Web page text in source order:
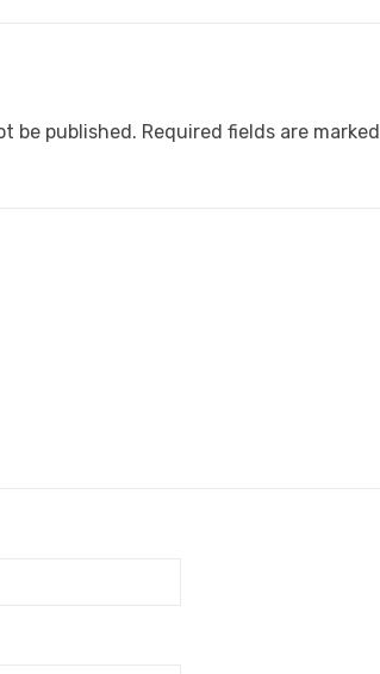
be published. Required fields are marked